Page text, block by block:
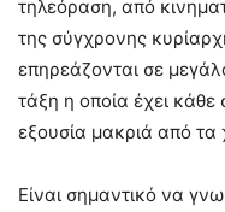
τηλεόραση, από
της σύγχρονης
επηρεάζονται σε
τάξη η οποία έχει
εξουσία μακριά από τα
Είναι σημαντικό να